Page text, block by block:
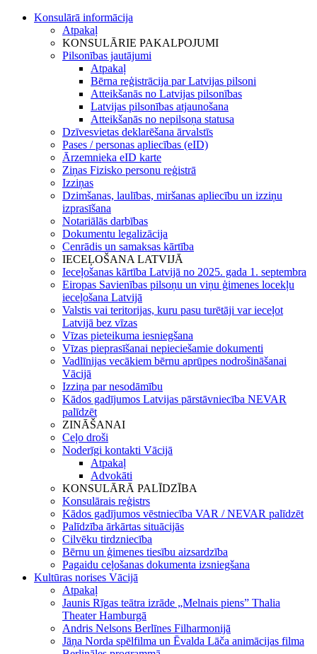
Konsulārā informācija
Atpakaļ
KONSULĀRIE PAKALPOJUMI
Pilsonības jautājumi
Atpakaļ
Bērna reģistrācija par Latvijas pilsoni
Atteikšanās no Latvijas pilsonības
Latvijas pilsonības atjaunošana
Atteikšanās no nepilsoņa statusa
Dzīvesvietas deklarēšana ārvalstīs
Pases / personas apliecības (eID)
Ārzemnieka eID karte
Ziņas Fizisko personu reģistrā
Izziņas
Dzimšanas, laulības, miršanas apliecību un izziņu
izprasīšana
Notariālās darbības
Dokumentu legalizācija
Cenrādis un samaksas kārtība
IECEĻOŠANA LATVIJĀ
Ieceļošanas kārtība Latvijā no 2025. gada 1. septembra
Eiropas Savienības pilsoņu un viņu ģimenes locekļu
ieceļošana Latvijā
Valstis vai teritorijas, kuru pasu turētāji var ieceļot
Latvijā bez vīzas
Vīzas pieteikuma iesniegšana
Vīzas pieprasīšanai nepieciešamie dokumenti
Vadlīnijas vecākiem bērnu aprūpes nodrošināšanai
Vācijā
Izziņa par nesodāmību
Kādos gadījumos Latvijas pārstāvniecība NEVAR
palīdzēt
ZINĀŠANAI
Ceļo droši
Noderīgi kontakti Vācijā
Atpakaļ
Advokāti
KONSULĀRĀ PALĪDZĪBA
Konsulārais reģistrs
Kādos gadījumos vēstniecība VAR / NEVAR palīdzēt
Palīdzība ārkārtas situācijās
Cilvēku tirdzniecība
Bērnu un ģimenes tiesību aizsardzība
Pagaidu ceļošanas dokumenta izsniegšana
Kultūras norises Vācijā
Atpakaļ
Jaunis Rīgas teātra izrāde „Melnais piens” Thalia
Theater Hamburgā
Andris Nelsons Berlīnes Filharmonijā
Jāņa Norda spēlfilma un Ēvalda Lāča animācijas filma